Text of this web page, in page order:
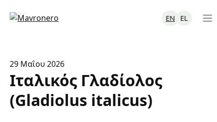
EN EL
29 Μαΐου 2026
Ιταλικός Γλαδίολος
(Gladiolus italicus)